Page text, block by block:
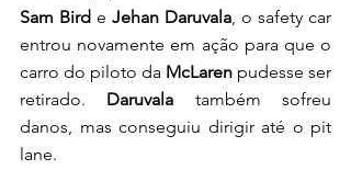
Sam Bird e Jehan Daruvala, o safety car
entrou novamente em ação para que o
carro do piloto da McLaren pudesse ser
retirado. Daruvala também sofreu
danos, mas conseguiu dirigir até o pit
lane.